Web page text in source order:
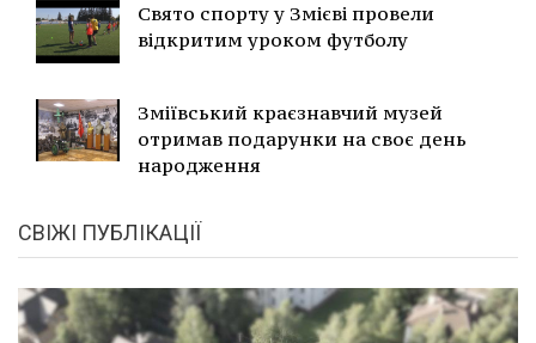
Свято спорту у Змієві провели
відкритим уроком футболу
Зміївський краєзнавчий музей
отримав подарунки на своє день
народження
СВІЖІ ПУБЛІКАЦІЇ